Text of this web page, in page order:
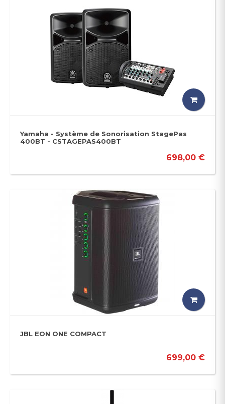
Yamaha - Système de Sonorisation StagePas
400BT - CSTAGEPAS400BT
698,00 €
JBL EON ONE COMPACT
699,00 €